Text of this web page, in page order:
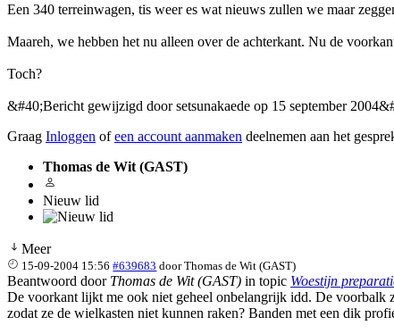
Een 340 terreinwagen, tis weer es wat nieuws zullen we maar
Maareh, we hebben het nu alleen over de achterkant. Nu de
Toch?
&#40;Bericht gewijzigd door setsunakaede op 15 september
Graag Inloggen ofeen account aanmaken deelnemen aan het
Thomas de Wit (GAST)
Nieuw lid
Meer
15-09-2004 15:56 #639683 doorThomas de Wit (GAST)
Beantwoord door Thomas de Wit (GAST) in topic Woestijn
De voorkant lijkt me ook niet geheel onbelangrijk idd. De voorbalk
zodat ze de wielkasten niet kunnen raken? Banden met een dik